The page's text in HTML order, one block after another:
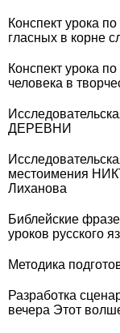
Конспект урока
гласных в корне
Конспект урока
человека в
ДЕРЕВНИ
местоимения
Лиханова
Библейские
уроков русского
Методика
Разработка
вечера Этот